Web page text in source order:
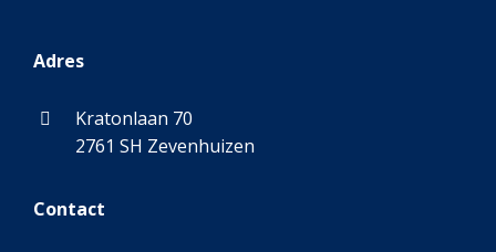
Adres
Kratonlaan 70
2761 SH Zevenhuizen
Contact